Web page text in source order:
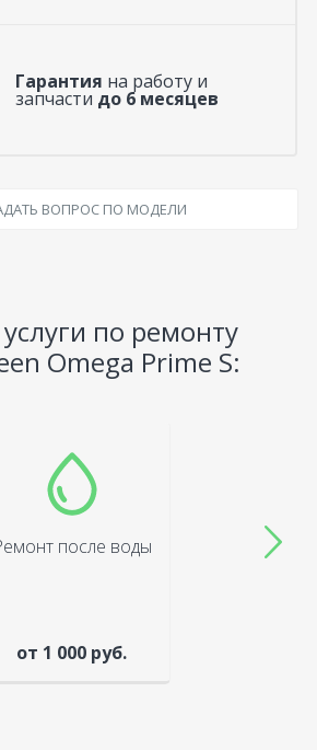
Гарантия на работу и
запчасти до 6 месяцев
ВОПРОС ПО МОДЕЛИ
по ремонту
Omega Prime S:
после воды
от 1 000 руб.